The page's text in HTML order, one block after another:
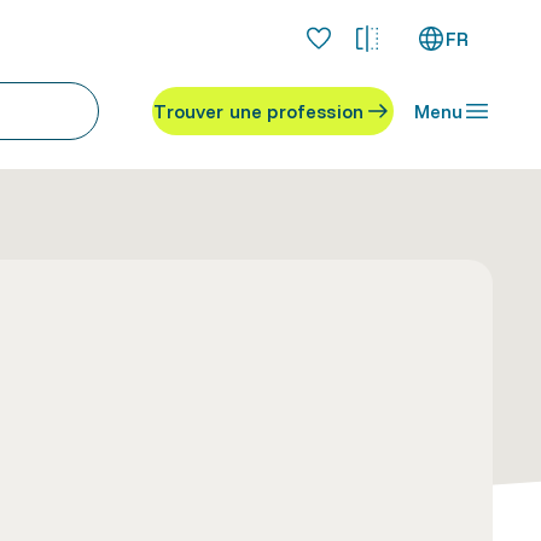
FR
Trouver une profession Menu